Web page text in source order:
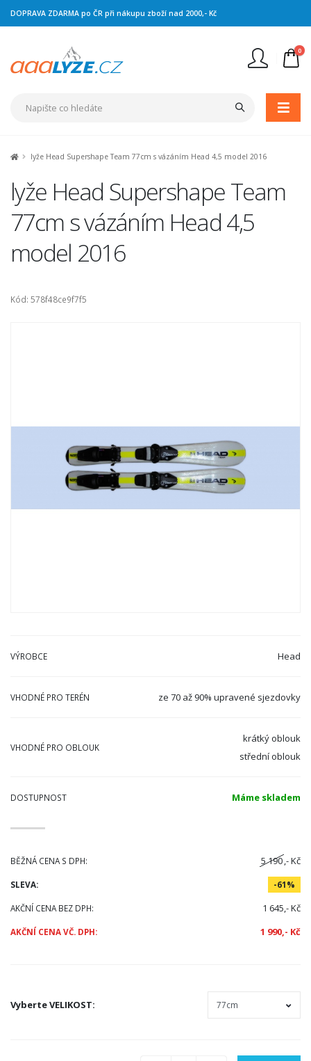
DOPRAVA ZDARMA po ČR při nákupu zboží nad 2000,- Kč
0
lyže Head Supershape Team 77cm s vázáním Head 4,5 model 2016
lyže Head Supershape Team
77cm s vázáním Head 4,5
model 2016
Kód: 578f48ce9f7f5
VÝROBCE Head
VHODNÉ PRO TERÉN ze 70 až 90% upravené sjezdovky
VHODNÉ PRO OBLOUK
krátký oblouk
střední oblouk
DOSTUPNOST Máme skladem
BĚŽNÁ CENA S DPH: 5 190,- Kč
SLEVA: -61%
AKČNÍ CENA BEZ DPH: 1 645,- Kč
AKČNÍ CENA VČ. DPH: 1 990,- Kč
VyberteVELIKOST: